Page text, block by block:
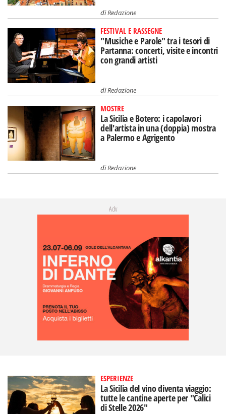
diRedazione
FESTIVAL E RASSEGNE
"Musiche e Parole" tra i tesori di
Partanna: concerti, visite e incontri
con grandi artisti
diRedazione
MOSTRE
La Sicilia e Botero: i capolavori
dell'artista in una (doppia) mostra
a Palermo e Agrigento
diRedazione
Adv
ESPERIENZE
La Sicilia del vino diventa viaggio:
tutte le cantine aperte per "Calici
di Stelle 2026"